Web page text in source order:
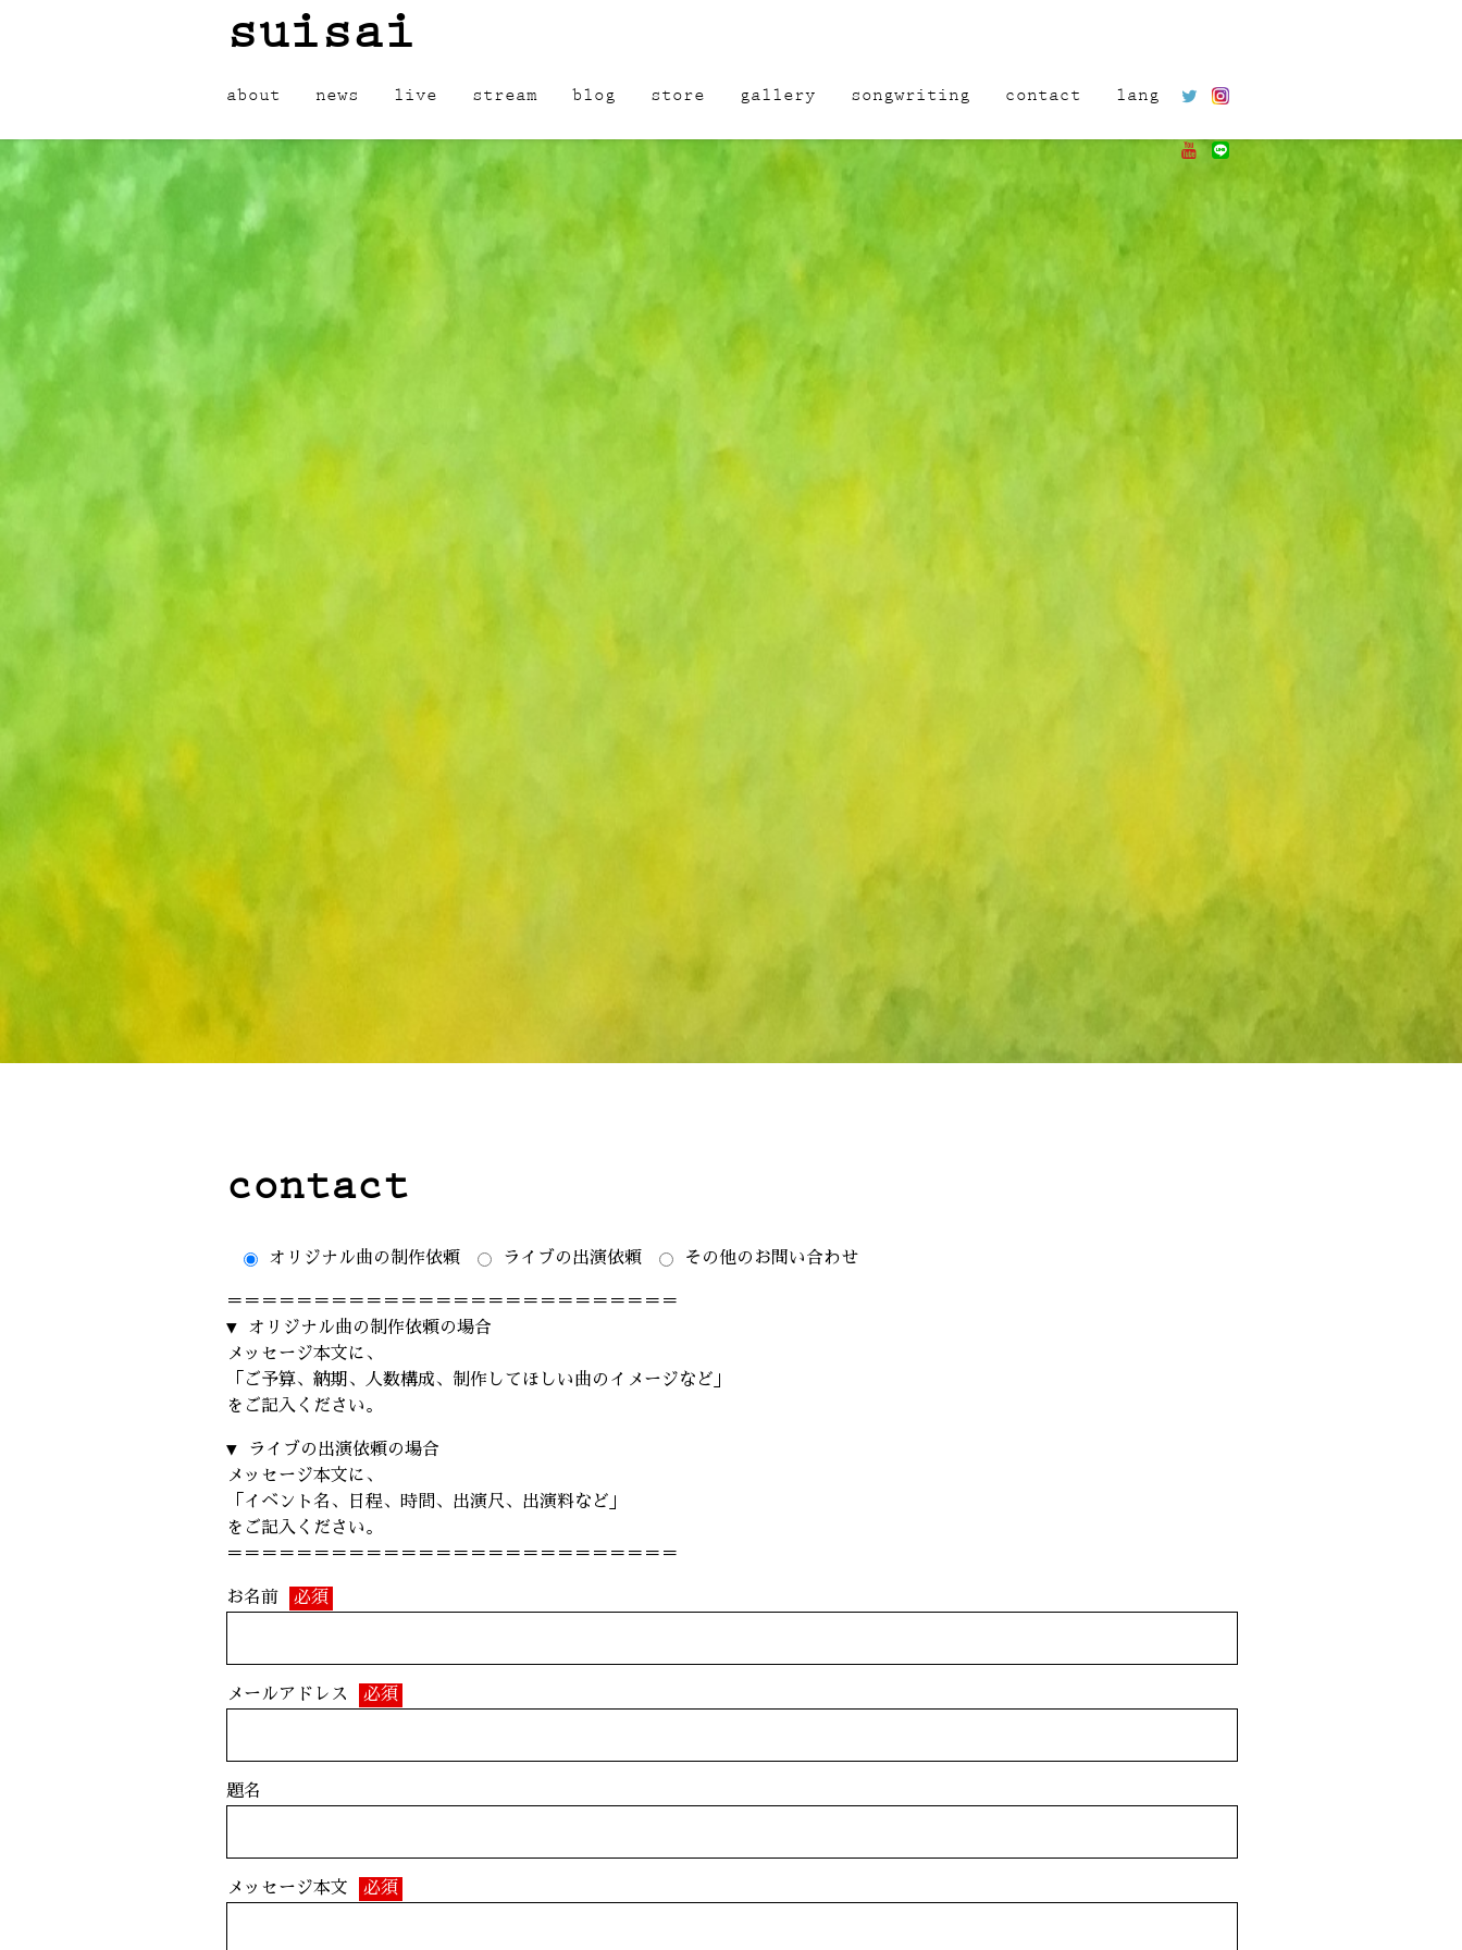
about news live stream blog store gallery songwriting contact lang
suisai
contact
オリジナル曲の制作依頼 ライブの出演依頼 その他のお問い合わせ
＝＝＝＝＝＝＝＝＝＝＝＝＝＝＝＝＝＝＝＝＝＝＝＝＝＝
▼ オリジナル曲の制作依頼の場合
メッセージ本文に、
「ご予算、納期、人数構成、制作してほしい曲のイメージなど」
をご記入ください。
▼ ライブの出演依頼の場合
メッセージ本文に、
「イベント名、日程、時間、出演尺、出演料など」
をご記入ください。
＝＝＝＝＝＝＝＝＝＝＝＝＝＝＝＝＝＝＝＝＝＝＝＝＝＝
お名前 必須
メールアドレス 必須
題名
メッセージ本文 必須